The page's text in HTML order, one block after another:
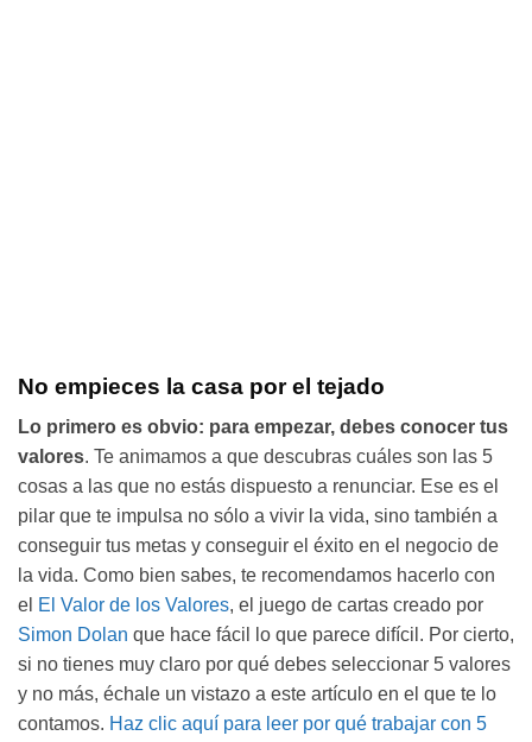
No empieces la casa por el tejado
Lo primero es obvio: para empezar, debes conocer tus
valores. Te animamos a que descubras cuáles son las 5
cosas a las que no estás dispuesto a renunciar. Ese es el
pilar que te impulsa no sólo a vivir la vida, sino también a
conseguir tus metas y conseguir el éxito en el negocio de
la vida. Como bien sabes, te recomendamos hacerlo con
el El Valor de los Valores, el juego de cartas creado por
Simon Dolan que hace fácil lo que parece difícil. Por cierto,
si no tienes muy claro por qué debes seleccionar 5 valores
y no más, échale un vistazo a este artículo en el que te lo
contamos. Haz clic aquí para leer por qué trabajar con 5